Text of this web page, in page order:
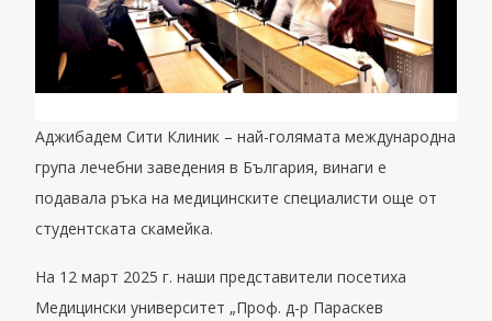
Аджибадем Сити Клиник – най-голямата международна
група лечебни заведения в България, винаги е
подавала ръка на медицинските специалисти още от
студентската скамейка.
На 12 март 2025 г. наши представители посетиха
Медицински университет „Проф. д-р Параскев